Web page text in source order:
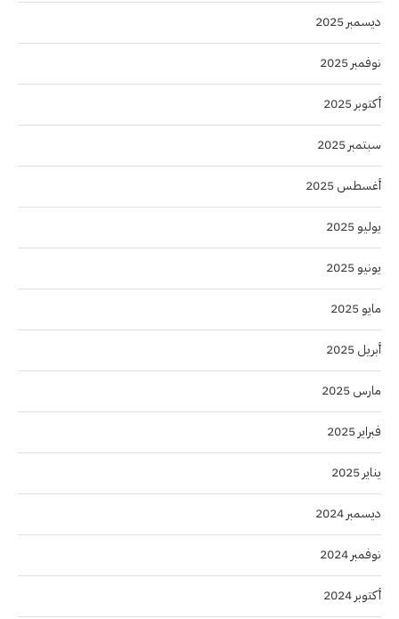
ديسمبر 2025
نوفمبر 2025
أكتوبر 2025
سبتمبر 2025
أغسطس 2025
يوليو 2025
يونيو 2025
مايو 2025
أبريل 2025
مارس 2025
فبراير 2025
يناير 2025
ديسمبر 2024
نوفمبر 2024
أكتوبر 2024